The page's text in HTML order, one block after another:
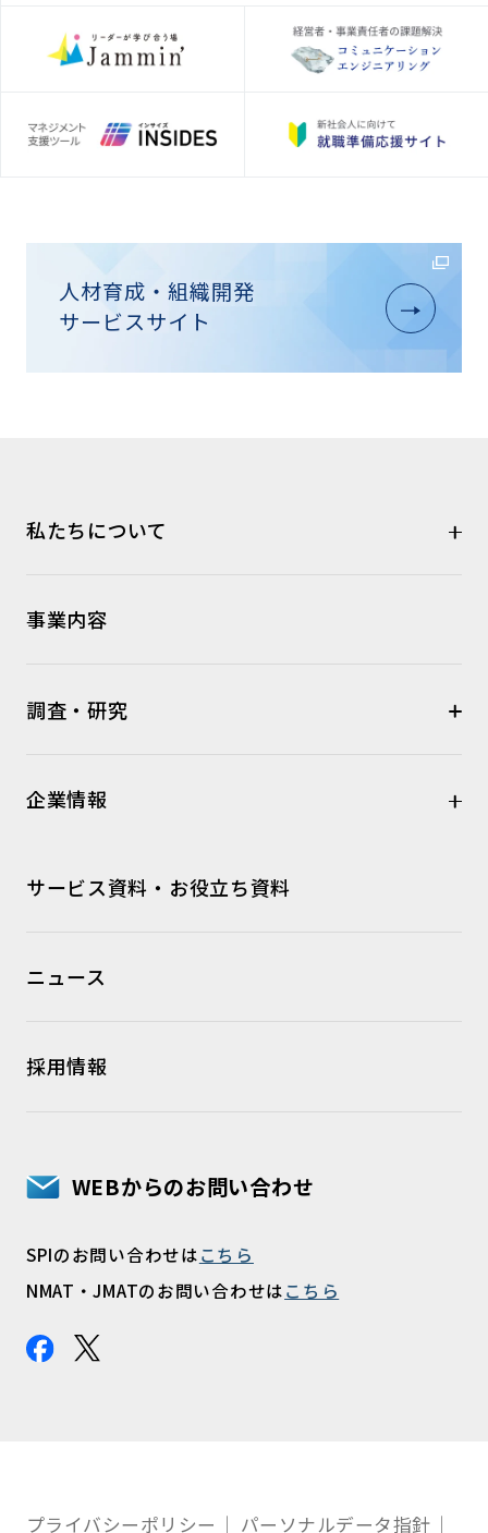
人材育成・組織開発
サービスサイト
私たちについて
事業内容
調査・研究
企業情報
サービス資料・お役立ち資料
ニュース
採用情報
WEBからのお問い合わせ
SPIのお問い合わせはこちら
NMAT・JMATのお問い合わせはこちら
プライバシーポリシー パーソナルデータ指針